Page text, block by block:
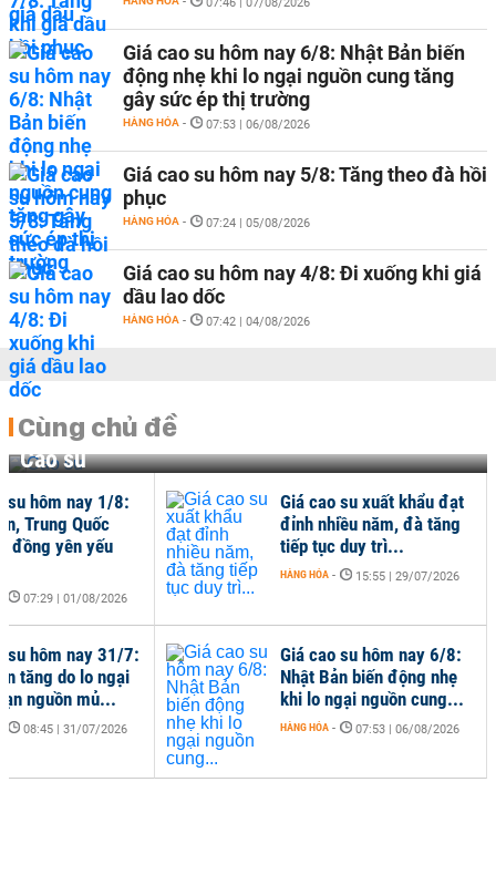
Giá cao su hôm nay 6/8: Nhật Bản biến
động nhẹ khi lo ngại nguồn cung tăng
gây sức ép thị trường
HÀNG HÓA - 07:53 | 06/08/2026
Giá cao su hôm nay 5/8: Tăng theo đà hồi
phục
HÀNG HÓA - 07:24 | 05/08/2026
Giá cao su hôm nay 4/8: Đi xuống khi giá
dầu lao dốc
HÀNG HÓA - 07:42 | 04/08/2026
Cùng chủ đề
Cao su
Giá cao su hôm nay 6/8:
Nhật Bản biến động nhẹ
khi lo ngại nguồn cung...
HÀNG HÓA - 07:53 | 06/08/2026
su hôm nay 1/8:
Trung Quốc
đồng yên yếu
07:29 | 01/08/2026
su hôm nay 31/7:
tăng do lo ngại
nguồn mủ...
08:45 | 31/07/2026
Giá cao su xuất khẩu đạt
đỉnh nhiều năm, đà tăng
tiếp tục duy trì...
HÀNG HÓA - 15:55 | 29/07/2026